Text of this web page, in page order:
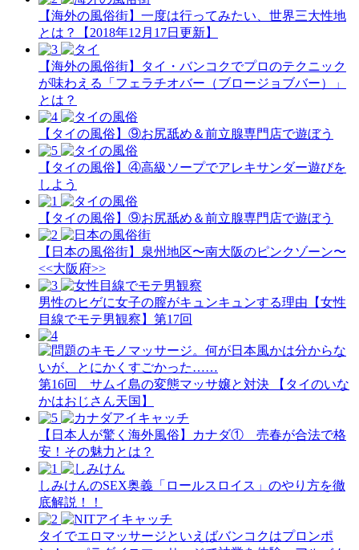
【海外の風俗街】一度は行ってみたい、世界三大性地
とは？【2018年12月17日更新】
【海外の風俗街】タイ・バンコクでプロのテクニック
が味わえる「フェラチオバー（ブロージョブバー）」
とは？
【タイの風俗】​⑨お尻舐め＆前立腺専門店で遊ぼう
【タイの風俗】​④高級ソープでアレキサンダー遊びを
しよう
【タイの風俗】​⑨お尻舐め＆前立腺専門店で遊ぼう
​【日本の風俗街】泉州地区〜南大阪のピンクゾーン〜
<<大阪府>>
男性のヒゲに女子の膣がキュンキュンする理由【女性
目線でモテ男観察】第17回
第16回 サムイ島の変態マッサ嬢と対決 【タイのいな
かはおじさん天国】
【日本人が驚く海外風俗】カナダ① 売春が合法で格
安！その魅力とは？
しみけんのSEX奥義「ロールスロイス」のやり方を徹
底解説！！
タイでエロマッサージといえばバンコクはプロンポ